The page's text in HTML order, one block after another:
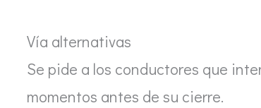
Vía alternativas
Se pide a los conductores que
momentos antes de su cierre.